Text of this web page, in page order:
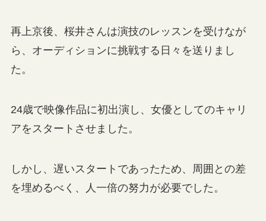
再上京後、桜井さんは演技のレッスンを受けなが
ら、オーディションに挑戦する日々を送りまし
た。
24歳で映像作品に初出演し、女優としてのキャリ
アをスタートさせました。
しかし、遅いスタートであったため、周囲との差
を埋めるべく、人一倍の努力が必要でした。